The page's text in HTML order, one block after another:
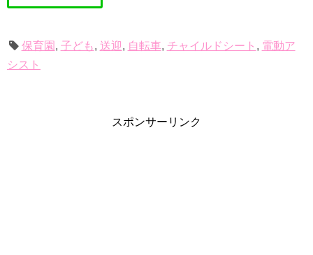
保育園 , 子ども, 送迎, 自転車, チャイルドシート , 電動ア
シスト
スポンサーリンク